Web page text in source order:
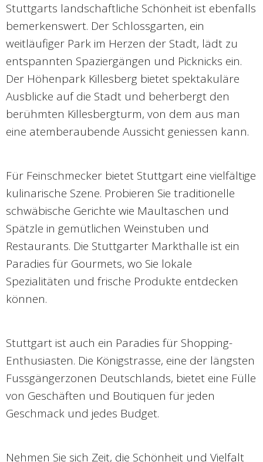
Stuttgarts landschaftliche Schönheit ist ebenfalls
bemerkenswert. Der Schlossgarten, ein
weitläufiger Park im Herzen der Stadt, lädt zu
entspannten Spaziergängen und Picknicks ein.
Der Höhenpark Killesberg bietet spektakuläre
Ausblicke auf die Stadt und beherbergt den
berühmten Killesbergturm, von dem aus man
eine atemberaubende Aussicht geniessen kann.
Für Feinschmecker bietet Stuttgart eine vielfältige
kulinarische Szene. Probieren Sie traditionelle
schwäbische Gerichte wie Maultaschen und
Spätzle in gemütlichen Weinstuben und
Restaurants. Die Stuttgarter Markthalle ist ein
Paradies für Gourmets, wo Sie lokale
Spezialitäten und frische Produkte entdecken
können.
Stuttgart ist auch ein Paradies für Shopping-
Enthusiasten. Die Königstrasse, eine der längsten
Fussgängerzonen Deutschlands, bietet eine Fülle
von Geschäften und Boutiquen für jeden
Geschmack und jedes Budget.
Nehmen Sie sich Zeit, die Schönheit und Vielfalt